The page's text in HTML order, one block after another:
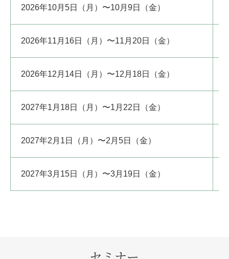
2026年10月5日（月）〜10月9日（金）
2026年11月16日（月）〜11月20日（金）
2026年12月14日（月）〜12月18日（金）
2027年1月18日（月）〜1月22日（金）
2027年2月1日（月）〜2月5日（金）
2027年3月15日（月）〜3月19日（金）